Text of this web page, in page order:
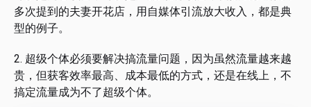
多次提到的夫妻开花店，用自媒体引流放大收入，都是典
型的例子。
2. 超级个体必须要解决搞流量问题，因为虽然流量越来越
贵，但获客效率最高、成本最低的方式，还是在线上，不
搞定流量成为不了超级个体。